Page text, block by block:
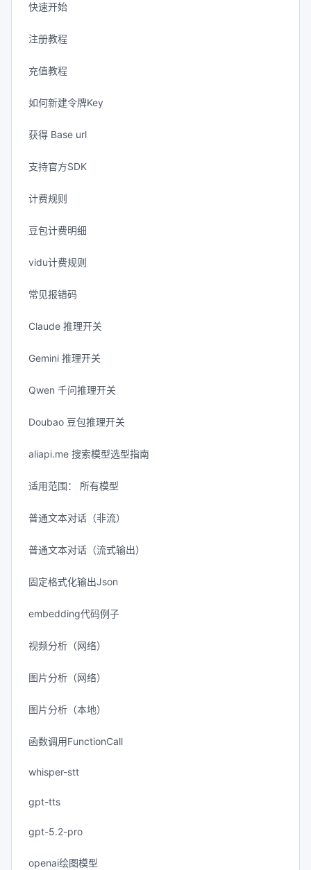
快速开始
注册教程
充值教程
如何新建令牌Key
获得 Base url
支持官方SDK
计费规则
豆包计费明细
vidu计费规则
常见报错码
Claude 推理开关
Gemini 推理开关
Qwen 千问推理开关
Doubao 豆包推理开关
aliapi.me 搜索模型选型指南
适用范围： 所有模型
普通文本对话（非流）
普通文本对话（流式输出）
固定格式化输出Json
embedding代码例子
视频分析（网络）
图片分析（网络）
图片分析（本地）
函数调用FunctionCall
whisper-stt
gpt-tts
gpt-5.2-pro
openai绘图模型